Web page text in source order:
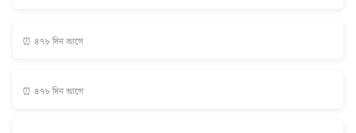
⏰ ৪৭৮ দিন আগে
⏰ ৪৭৮ দিন আগে